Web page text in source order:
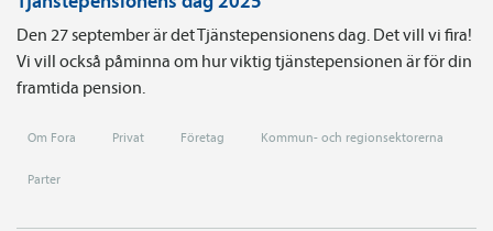
Den 27 september är det Tjänstepensionens dag. Det vill vi fira!
Vi vill också påminna om hur viktig tjänstepensionen är för din
framtida pension.
Om Fora Privat Företag Kommun- och regionsektorerna
Parter